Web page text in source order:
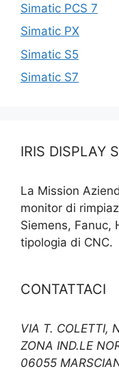
Simatic PCS 7
Simatic PX
Simatic S5
Simatic S7
IRIS DISPLAY
La Mission
monitor di
Siemens, Fanuc,
tipologia di CNC.
CONTATTACI
VIA T. COLETTI,
ZONA IND.LE
06055